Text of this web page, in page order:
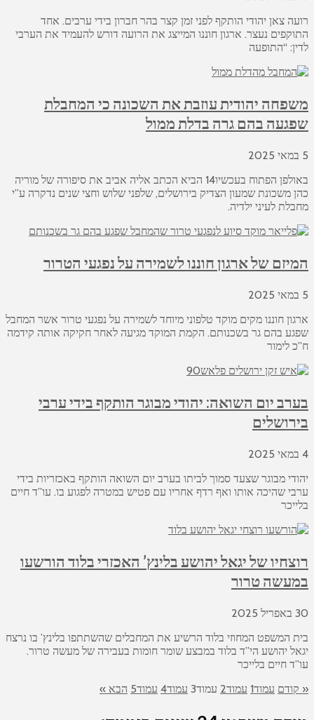
רועה צאן יהודי הותקף לפני זמן קצר בהר חברון בידי ערבים. אחד
התוקפים נעצר. ארגון חוננו המייצג את הרועה דורש להעמיד את הערבי
לדין: “התופעה
משפחה יהודית עוזבת את השכונה כי המחבלת
שפגעה בהם גרה בדלת ממול
5 במאי 2025
באולפן הפתוח בעכשיו14 הביא הכתב אליה אביב את סיפורה של מוריה
כהן משכונת שמעון הצדיק בירושלים, שלפני שלוש וחצי שנים נדקרה ע”י
מחבלת לעיני ילדיה.
המיזם של ארגון חוננו לשמירה על נפגעי הטרור
5 במאי 2025
ארגון חוננו מקים מוקד טלפוני מיוחד לשמירה על נפגעי טרור אשר המחבל
שפגע בהם גר בשכנותם. הקמת המוקד מגיעה לאחר חקיקה אותה קידמה
ח”כ לימור
בערב יום השואה: יהודי מבוגר הותקף בידי ערבי
בירושלים
4 במאי 2025
יהודי מבוגר שצעד סמוך לביתו בערב יום השואה הותקף באכזריות בידי
ערבי שהיכה אותו ואף רדף אחריו עם פטיש במטרה לפגוע בו. עו”ד חיים
בלייכר
רוצחיו של יגאל יהושע בלינץ’ האכזרי בלוד הורשעו
במעשה טרור
30 באפריל 2025
בית המשפט המחוזי בלוד הרשיע את המחבלים שהשתתפו בלינץ’ בו נרצח
יגאל יהושע הי”ד בלוד במבצע שומר חומות בעבירה של מעשה טרור.
עו”ד חיים בלייכר
« קודם עמוד1 עמוד2 עמוד3 עמוד4 עמוד5 הבא »